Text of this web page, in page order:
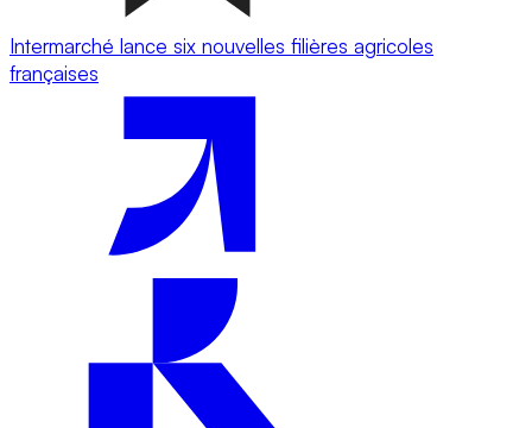
Intermarché lance six nouvelles filières agricoles
françaises